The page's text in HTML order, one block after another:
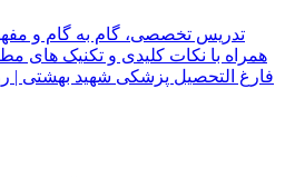
تدریس تخصصی، گام به گام و
همراه با نکات کلیدی و تکنیک های
فارغ التحصیل پزشکی شهید بهشتی |